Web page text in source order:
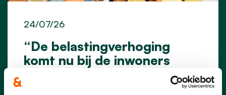
“De belastingverhoging
komt nu bij de inwoners
24/07/26